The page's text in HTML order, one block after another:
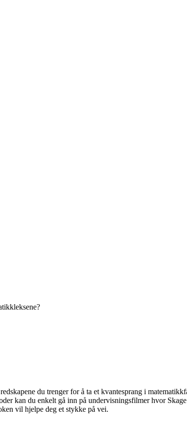
du trenger for å ta et kvantesprang i
kan du enkelt gå inn på undervisningsfilmer hvor
vil hjelpe deg et stykke på vei.